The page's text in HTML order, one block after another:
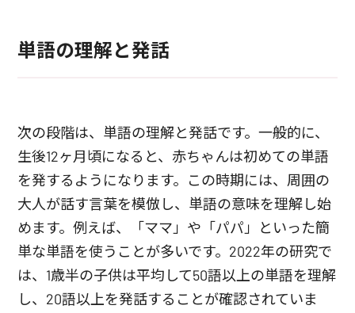
単語の理解と発話
次の段階は、単語の理解と発話です。一般的に、
生後12ヶ月頃になると、赤ちゃんは初めての単語
を発するようになります。この時期には、周囲の
大人が話す言葉を模倣し、単語の意味を理解し始
めます。例えば、「ママ」や「パパ」といった簡
単な単語を使うことが多いです。2022年の研究で
は、1歳半の子供は平均して50語以上の単語を理解
し、20語以上を発話することが確認されていま